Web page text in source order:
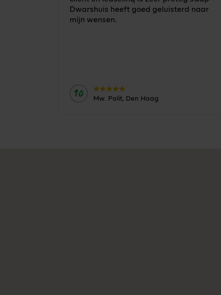
Dwarshuis heeft goed geluisterd naar
mijn wensen.
10 Door:
Mw. Palit, Den Haag